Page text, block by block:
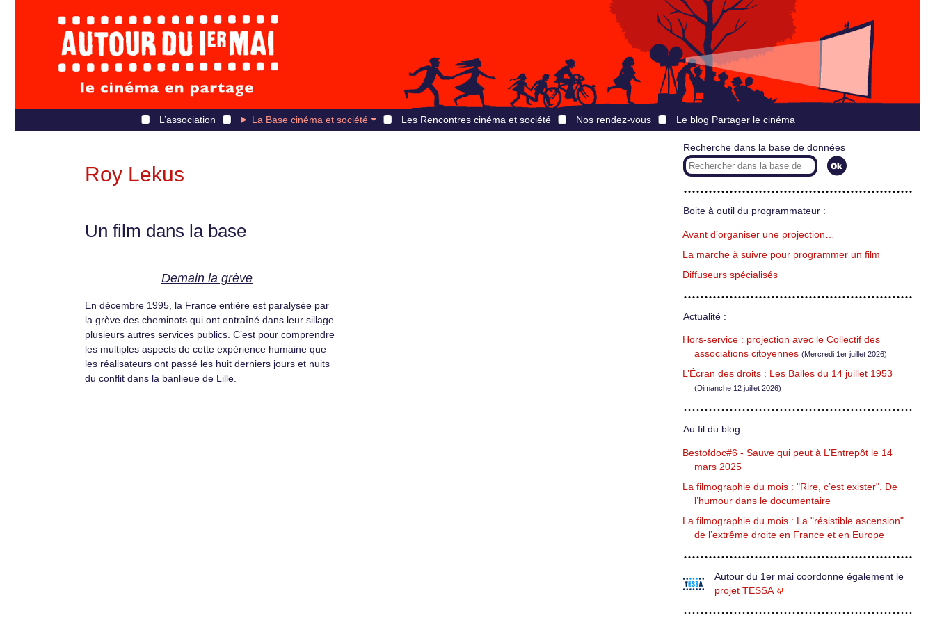
L’association La Base cinéma et société Les Rencontres cinéma et société Nos rendez-vous Le blog Partager le cinéma
Roy Lekus
Un film dans la base
Demain la grève
En décembre 1995, la France entière est paralysée par
la grève des cheminots qui ont entraîné dans leur sillage
plusieurs autres services publics. C’est pour comprendre
les multiples aspects de cette expérience humaine que
les réalisateurs ont passé les huit derniers jours et nuits
du conflit dans la banlieue de Lille.
Recherche dans la base de données
Boite à outil du programmateur :
Avant d’organiser une projection…
La marche à suivre pour programmer un film
Diffuseurs spécialisés
Actualité :
Hors-service : projection avec le Collectif des
associations citoyennes (Mercredi 1er juillet 2026)
L’Écran des droits : Les Balles du 14 juillet 1953
(Dimanche 12 juillet 2026)
Au fil du blog :
Bestofdoc#6 - Sauve qui peut à L’Entrepôt le 14
mars 2025
La filmographie du mois : "Rire, c’est exister". De
l’humour dans le documentaire
La filmographie du mois : La "résistible ascension"
de l’extrême droite en France et en Europe
Autour du 1er mai coordonne également le
projet TESSA